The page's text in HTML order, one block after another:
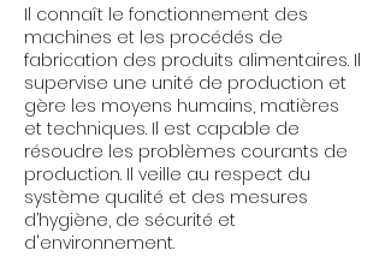
Il connaît le fonctionnement des
machines et les procédés de
fabrication des produits alimentaires. Il
supervise une unité de production et
gère les moyens humains, matières
et techniques. Il est capable de
résoudre les problèmes courants de
production. Il veille au respect du
système qualité et des mesures
d’hygiène, de sécurité et
d'environnement.